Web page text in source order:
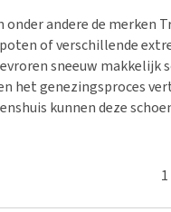
en dementie
en conditie
pezen en botten
hond plast in
nu?
andere de merken
of verschillende
sneeuw makkelijk
het genezingsproces
kunnen deze
1